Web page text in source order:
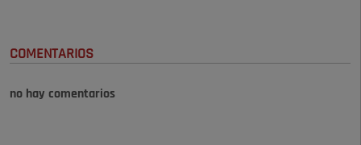
COMENTARIOS
no hay comentarios